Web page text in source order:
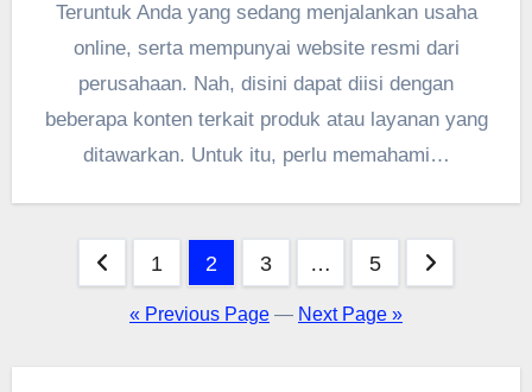
Teruntuk Anda yang sedang menjalankan usaha
online, serta mempunyai website resmi dari
perusahaan. Nah, disini dapat diisi dengan
beberapa konten terkait produk atau layanan yang
ditawarkan. Untuk itu, perlu memahami…
Posts
pagination
1 2 3 … 5
« Previous Page — Next Page »